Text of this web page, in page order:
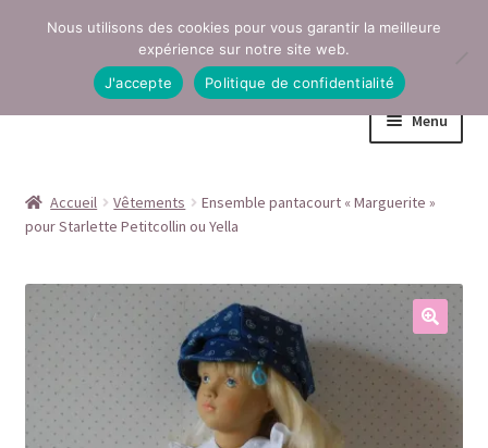
Aller
navigation
Aller
Menu
Conditions générales de vente
Contact
Mentions légales
Mon compte
Accueil Vêtements
Ensemble pantacourt « Marguerite »
pour Starlette Petitcollin ou Yella
Nous utilisons des cookies pour vous garantir la meilleure
expérience sur notre site web.
J'accepte
Politique de confidentialité